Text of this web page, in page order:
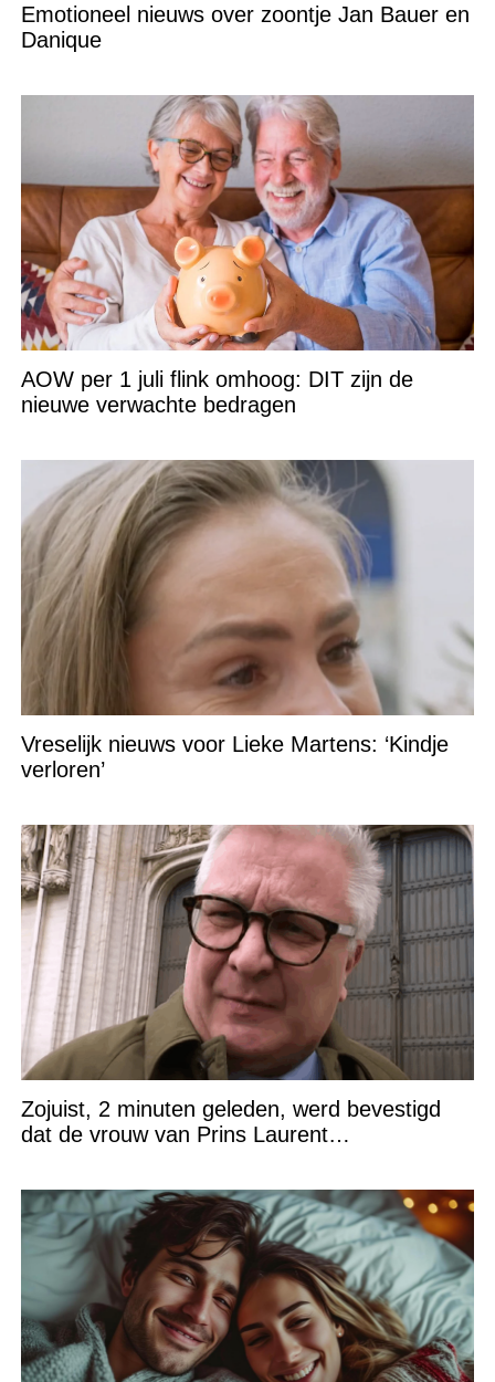
Emotioneel nieuws over zoontje Jan Bauer en
Danique
AOW per 1 juli flink omhoog: DIT zijn de
nieuwe verwachte bedragen
Vreselijk nieuws voor Lieke Martens: ‘Kindje
verloren’
Zojuist, 2 minuten geleden, werd bevestigd
dat de vrouw van Prins Laurent…